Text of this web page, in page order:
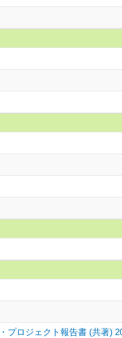
プロジェクト報告書 (共著)